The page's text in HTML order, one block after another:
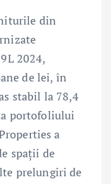
din
2024,
de lei, în
stabil la 78,4
portofoliului
a
spații de
prelungiri de